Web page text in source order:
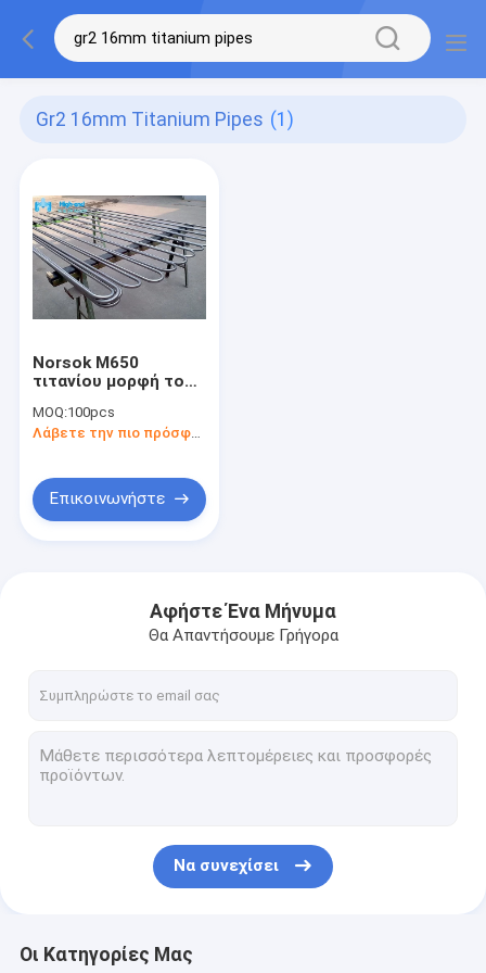
Gr2 16mm Titanium Pipes (1)
Norsok M650
τιτανίου μορφή του
τιτανίου σωλήνων
Gr2 16mm
MOQ:100pcs
Λάβετε την πιο πρόσφατη τιμή
Επικοινωνήστε
Αφήστε Ένα Μήνυμα
Θα Απαντήσουμε Γρήγορα
Να συνεχίσει
Οι Κατηγορίες Μας